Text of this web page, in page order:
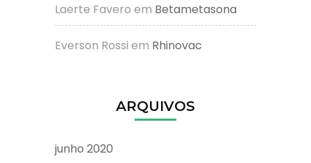
Laerte Favero em Betametasona
Everson Rossi em Rhinovac
ARQUIVOS
junho 2020